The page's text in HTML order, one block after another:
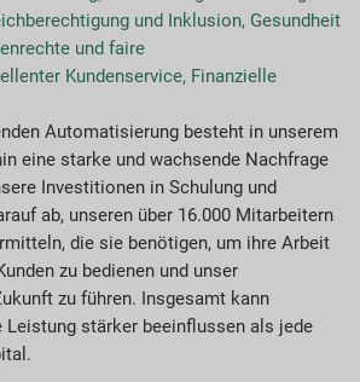
und Inklusion, Gesundheit
und faire
Kundenservice, Finanzielle
Automatisierung besteht in unserem
eine starke und wachsende Nachfrage
Investitionen in Schulung und
ab, unseren über 16.000 Mitarbeitern
die sie benötigen, um ihre Arbeit
zu bedienen und unser
zu führen. Insgesamt kann
Leistung stärker beeinflussen als jede